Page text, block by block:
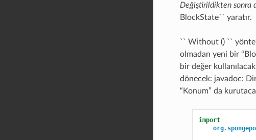
Değiştirildikten sonra
BlockState`` yaratır.
`` Without () ``
olmadan yeni bir
bir değer
dönecek: javadoc:
“Konum” da
import